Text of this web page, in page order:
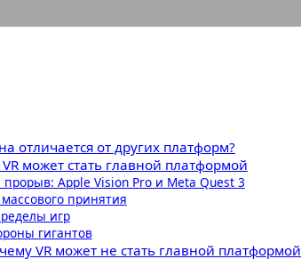
отличается от других платформ?
может стать главной платформой
прорыв: Apple Vision Pro и Meta Quest 3
принятия
игр
гигантов
VR может не стать главной платформой